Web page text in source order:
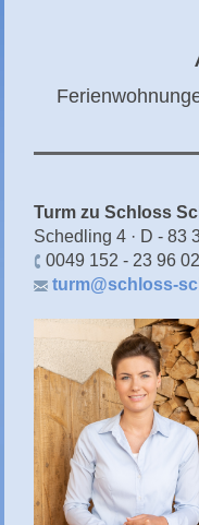
Turm zu Schloss
Schedling 4 · D - 83
0049 152 - 23 96
turm@schloss-